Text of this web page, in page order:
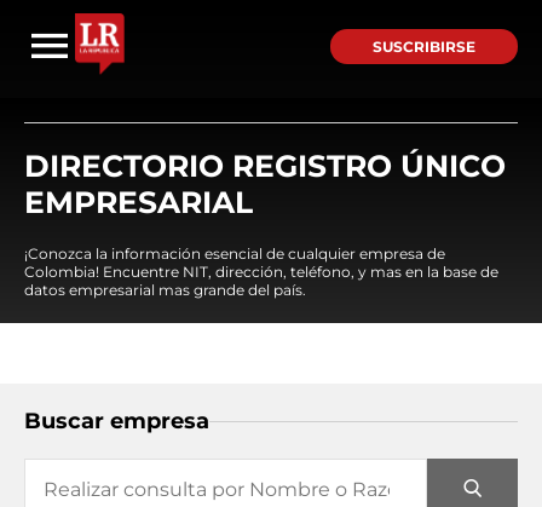
SUSCRIBIRSE
DIRECTORIO REGISTRO ÚNICO
EMPRESARIAL
¡Conozca la información esencial de cualquier empresa de
Colombia! Encuentre NIT, dirección, teléfono, y mas en la base de
datos empresarial mas grande del país.
Buscar empresa